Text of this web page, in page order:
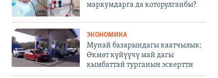
маркумдарга да которулганбы?
ЭКОНОМИКА
Мунай базарындагы каатчылык:
Өкмөт күйүүчү май дагы
кымбаттай турганын эскертти